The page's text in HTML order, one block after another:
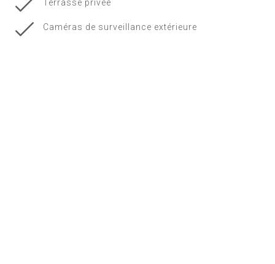
Terrasse privée
Caméras de surveillance extérieure